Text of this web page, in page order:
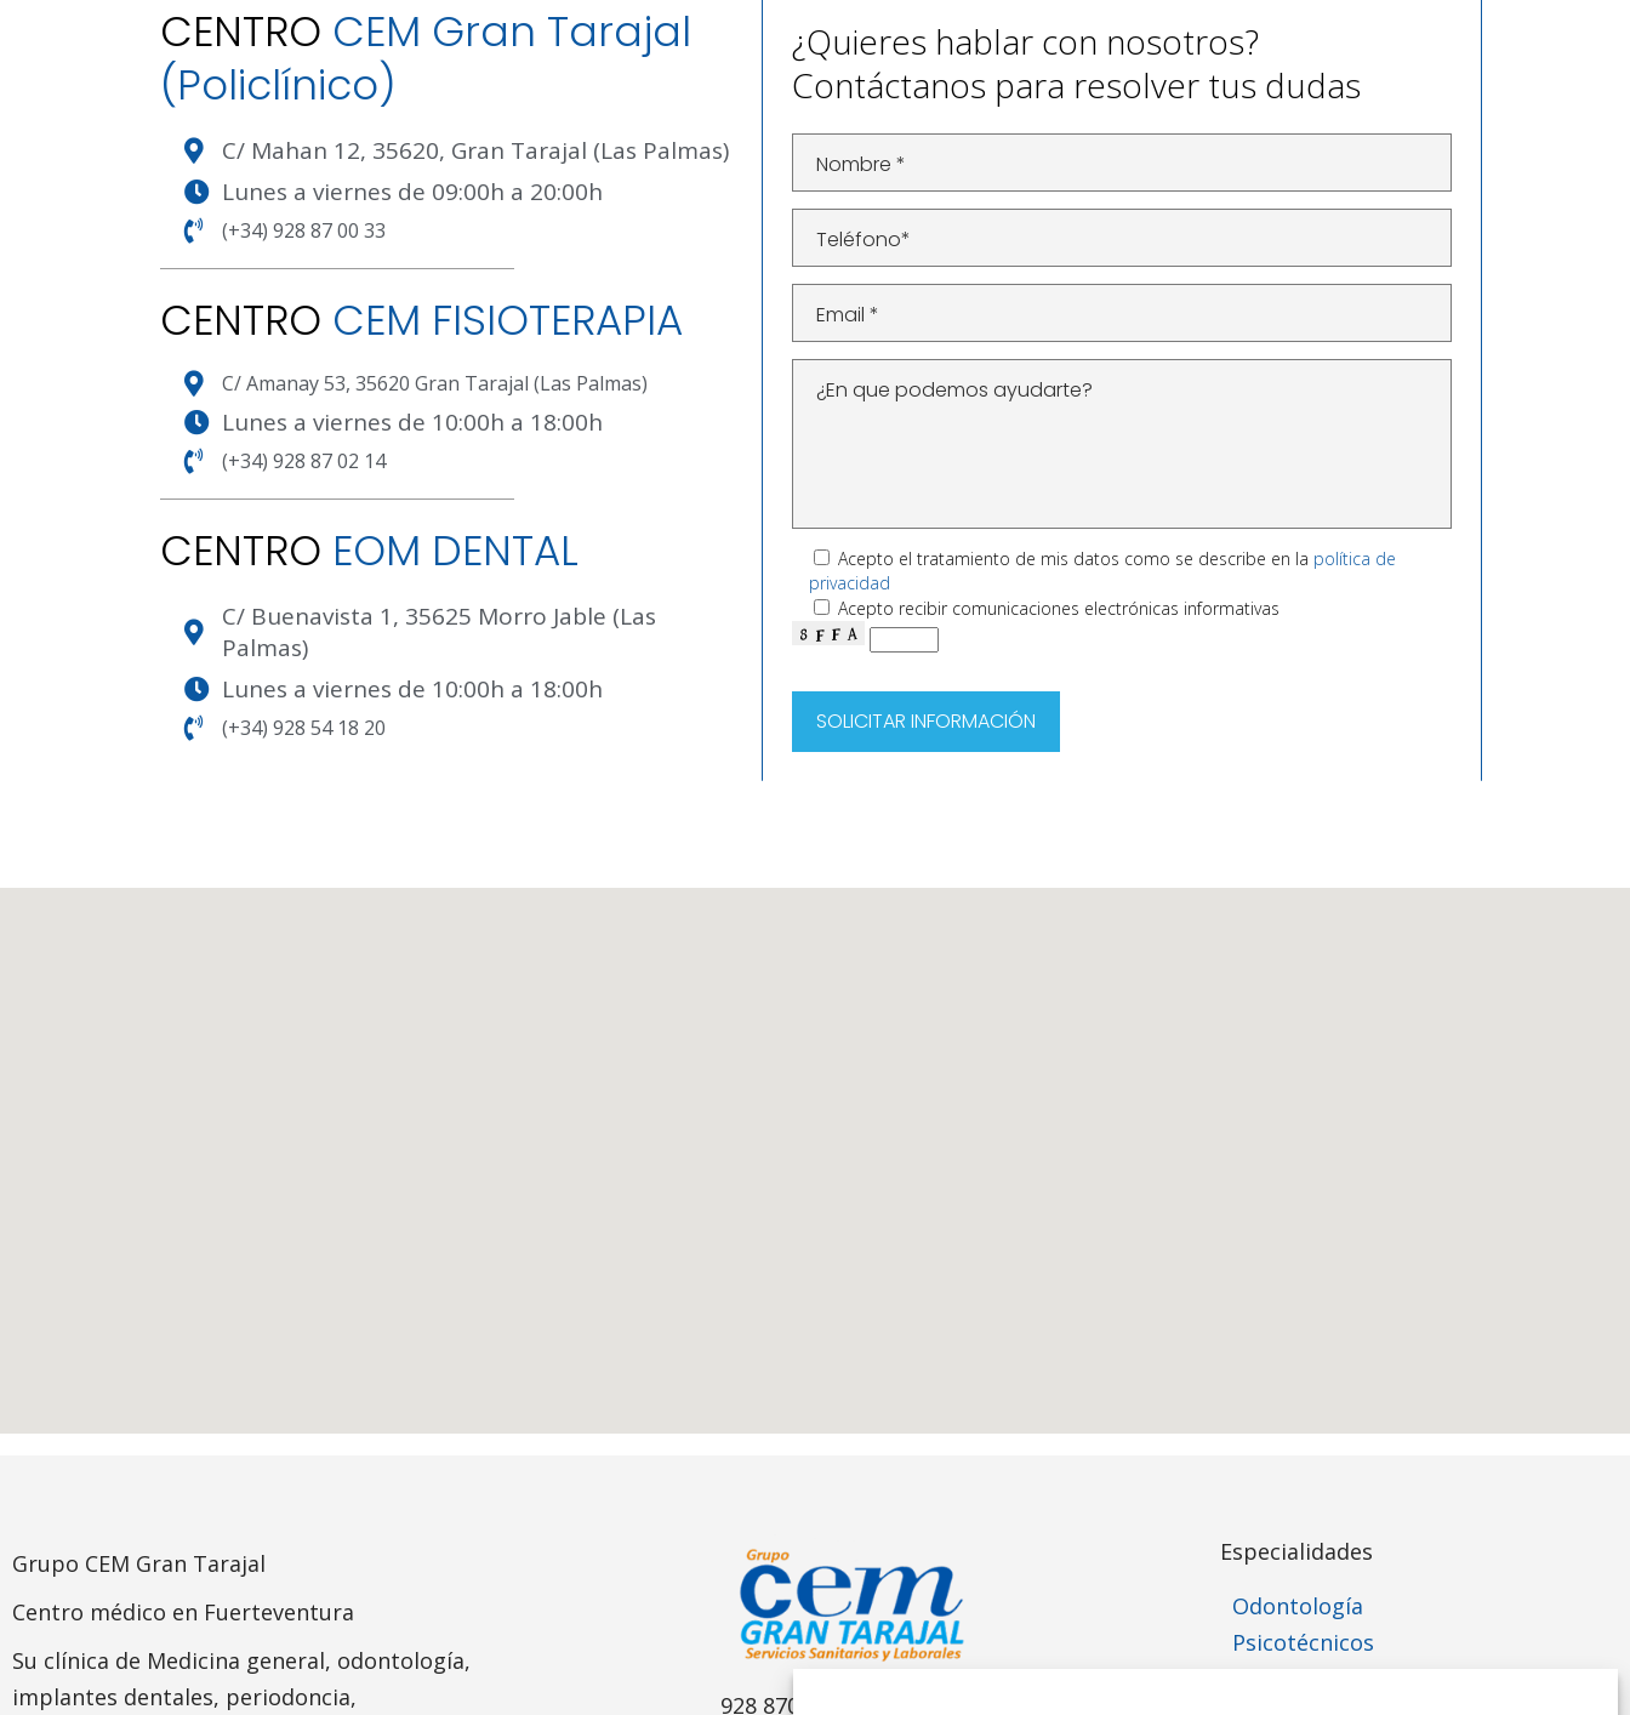
CENTRO CEM Gran Tarajal
(Policlínico)
C/ Mahan 12, 35620, Gran Tarajal (Las Palmas)
Lunes a viernes de 09:00h a 20:00h
(+34) 928 87 00 33
CENTRO CEM FISIOTERAPIA
C/ Amanay 53, 35620 Gran Tarajal (Las Palmas)
Lunes a viernes de 10:00h a 18:00h
(+34) 928 87 02 14
CENTRO EOM DENTAL
C/ Buenavista 1, 35625 Morro Jable (Las
Palmas)
Lunes a viernes de 10:00h a 18:00h
(+34) 928 54 18 20
¿Quieres hablar con nosotros?
Contáctanos para resolver tus dudas
Acepto el tratamiento de mis datos como se describe en la política de
privacidad
Acepto recibir comunicaciones electrónicas informativas
Grupo CEM Gran Tarajal
Centro médico en Fuerteventura
Su clínica de Medicina general, odontología,
implantes dentales, periodoncia,
928 870 033 / 928 162 716
Especialidades​
Odontología
Psicotécnicos